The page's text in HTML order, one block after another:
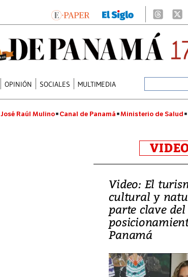
OPINIÓN SOCIALES MULTIMEDIA
José Raúl Mulino Canal de Panamá Ministerio de Salud
Video: El
cultural y
parte clave del
Panamá